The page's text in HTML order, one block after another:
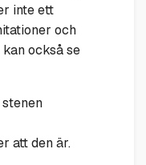
inte ett
och
också se
att den är.